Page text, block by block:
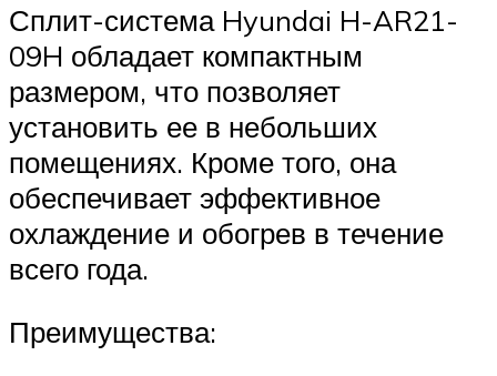
Сплит-система Hyundai H-AR21-
09H обладает компактным
размером, что позволяет
установить ее в небольших
помещениях. Кроме того, она
обеспечивает эффективное
охлаждение и обогрев в течение
всего года.
Преимущества: